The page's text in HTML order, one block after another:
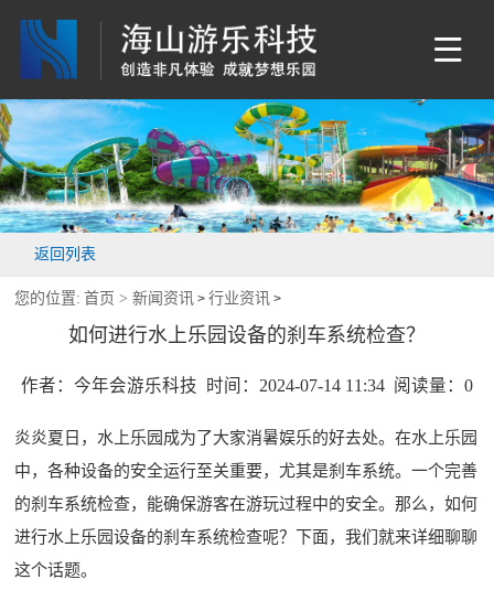
返回列表
您的位置: 首页 >新闻资讯 >行业资讯 >
如何进行水上乐园设备的刹车系统检查？
作者：今年会游乐科技 时间：2024-07-14 11:34 阅读量： 0
炎炎夏日，水上乐园成为了大家消暑娱乐的好去处。在水上乐园
中，各种设备的安全运行至关重要，尤其是刹车系统。一个完善
的刹车系统检查，能确保游客在游玩过程中的安全。那么，如何
进行水上乐园设备的刹车系统检查呢？下面，我们就来详细聊聊
这个话题。